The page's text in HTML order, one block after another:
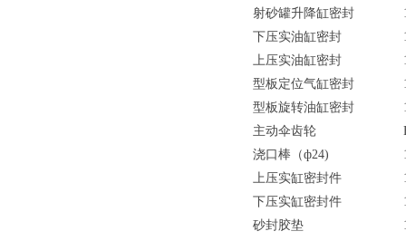
射砂罐升降缸密封
下压实油缸密封
上压实油缸密封
型板定位气缸密封
型板旋转油缸密封
主动伞齿轮
浇口棒（ф24)
上压实缸密封件
下压实缸密封件
砂封胶垫